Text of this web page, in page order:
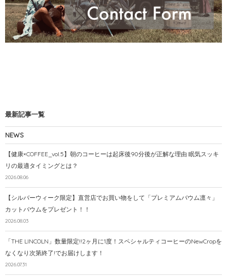
最新記事一覧
NEWS
【健康×COFFEE_vol.5】朝のコーヒーは起床後90分後が正解な理由 眠気スッキ
リの最適タイミングとは？
2026.08.06
【シルバーウィーク限定】直営店でお買い物をして「プレミアムバウム凛々」
カットバウムをプレゼント！！
2026.08.03
「THE LINCOLN」数量限定!!2ヶ月に1度！スペシャルティコーヒーのNewCropを
なくなり次第終了!でお届けします！
2026.07.31